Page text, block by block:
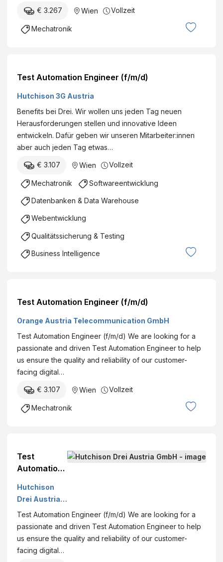
€ 3.267 Wien Vollzeit
Mechatronik
Test Automation Engineer (f/m/d)
Hutchison 3G Austria
Benefits bei Drei. Wir wollen uns jeden Tag neuen
Herausforderungen stellen und innovative Ideen
entwickeln. Dafür geben wir unseren Mitarbeiter:innen
aber auch jeden Tag etwas…
€ 3.107 Wien Vollzeit
Mechatronik Softwareentwicklung
Datenbanken & Data Warehouse
Webentwicklung
Qualitätssicherung & Testing
Business Intelligence
Test Automation Engineer (f/m/d)
Orange Austria Telecommunication GmbH
Test Automation Engineer (f/m/d) We are looking for a
passionate and driven Test Automation Engineer to help
us ensure the quality and reliability of our customer-
facing digital…
€ 3.107 Wien Vollzeit
Mechatronik
Test
Automation
(f/m/d)
Hutchison
Drei Austria
GmbH
Test Automation Engineer (f/m/d) We are looking for a
passionate and driven Test Automation Engineer to help
us ensure the quality and reliability of our customer-
facing digital…